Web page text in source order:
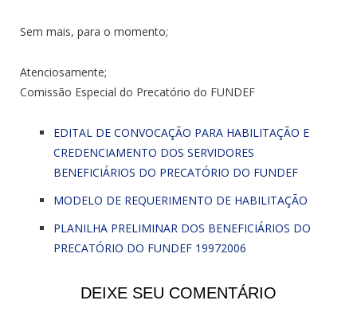
Sem mais, para o momento;
Atenciosamente;
Comissão Especial do Precatório do FUNDEF
EDITAL DE CONVOCAÇÃO PARA HABILITAÇÃO E
CREDENCIAMENTO DOS SERVIDORES
BENEFICIÁRIOS DO PRECATÓRIO DO FUNDEF
MODELO DE REQUERIMENTO DE HABILITAÇÃO
PLANILHA PRELIMINAR DOS BENEFICIÁRIOS DO
PRECATÓRIO DO FUNDEF 19972006
DEIXE SEU COMENTÁRIO